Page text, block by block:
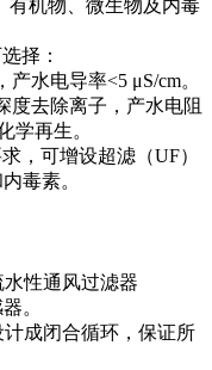
有机物、微生物及内毒
择：
水电导率<5 μS/cm。
度去除离子，产水电阻
学再生。
，可增设超滤（UF）
毒素。
性通风过滤器
。
成闭合循环，保证所